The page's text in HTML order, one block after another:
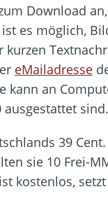
Download
es möglich,
eMailadresse
kann an
ausgestattet sind.
39
sie 10 Frei-
kostenlos,